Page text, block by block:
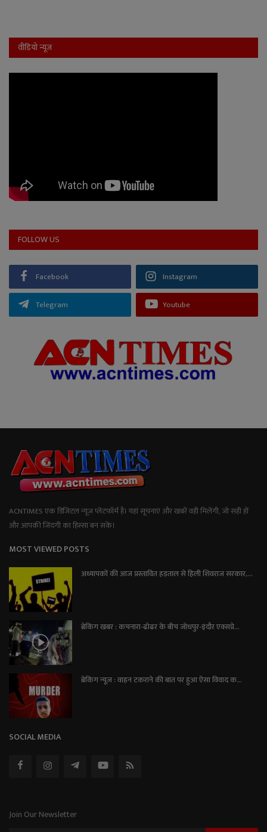
वीडियो न्यूज
FOLLOW US
Facebook Instagram
Telegram Youtube
ACNTIMES एक डिजिटल न्यूज प्लेटफॉर्म है। यहां सूचनाएं और खबरें वही मिलेंगी, जो सही हों
और आपकी जिंदगी का हिस्सा बन सकें।
MOST VIEWED POSTS
अध्यापकों की आज प्रस्तावित हड़ताल से हिली शिवराज सरकार,...
ब्रेकिंग खबर : कचनारा-ढोढर के बीच जोधपुर-इंदौर एक्सप्रे...
ब्रेकिंग न्यूज़ : वाहन टकराने की बात पर हुआ ऐसा विवाद क...
SOCIAL MEDIA
Join Our Newsletter